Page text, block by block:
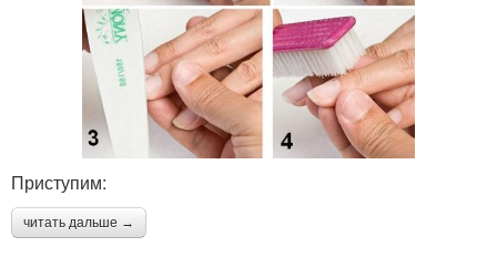
Приступим:
читать дальше →